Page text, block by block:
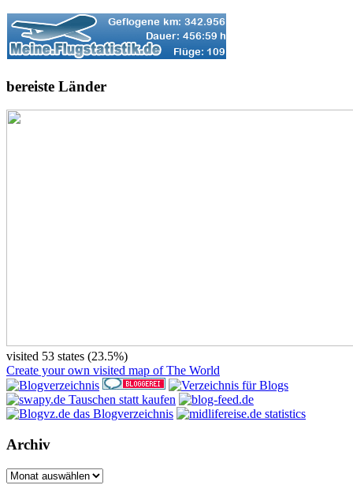
bereiste Länder
visited 53 states (23.5%)
Create your own visited map of The World
Archiv
Archiv